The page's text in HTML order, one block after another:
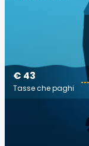
€ 43
Tasse che paghi